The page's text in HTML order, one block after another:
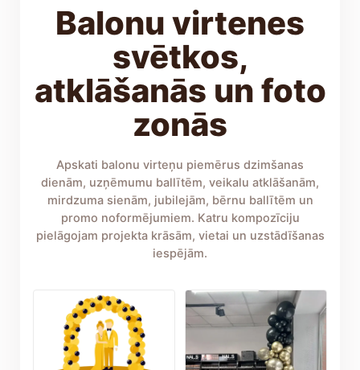
Balonu virtenes
svētkos,
atklāšanās un foto
zonās
Apskati balonu virteņu piemērus dzimšanas
dienām, uzņēmumu ballītēm, veikalu atklāšanām,
mirdzuma sienām, jubilejām, bērnu ballītēm un
promo noformējumiem. Katru kompozīciju
pielāgojam projekta krāsām, vietai un uzstādīšanas
iespējām.